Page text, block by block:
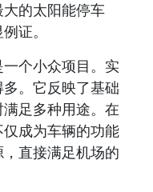
的太阳能停车
证。
个小众项目。实
。它反映了基础
足多种用途。在
成为车辆的功能
直接满足机场的